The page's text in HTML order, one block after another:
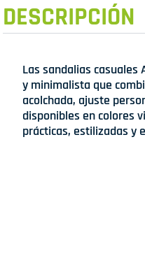
DESCRIPCIÓN
Las sandalias casuales
y minimalista que
acolchada, ajuste
disponibles en colores
prácticas, estilizadas y